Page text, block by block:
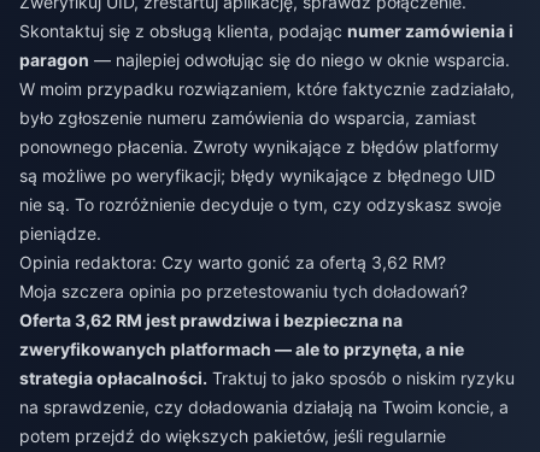
Skontaktuj się z obsługą klienta, podając numer zamówienia i
paragon — najlepiej odwołując się do niego w oknie wsparcia.
W moim przypadku rozwiązaniem, które faktycznie zadziałało,
było zgłoszenie numeru zamówienia do wsparcia, zamiast
ponownego płacenia. Zwroty wynikające z błędów platformy
są możliwe po weryfikacji; błędy wynikające z błędnego UID
nie są. To rozróżnienie decyduje o tym, czy odzyskasz swoje
pieniądze.
Opinia redaktora: Czy warto gonić za ofertą 3,62 RM?
Moja szczera opinia po przetestowaniu tych doładowań?
Oferta 3,62 RM jest prawdziwa i bezpieczna na
zweryfikowanych platformach — ale to przynęta, a nie
strategia opłacalności. Traktuj to jako sposób o niskim ryzyku
na sprawdzenie, czy doładowania działają na Twoim koncie, a
potem przejdź do większych pakietów, jeśli regularnie